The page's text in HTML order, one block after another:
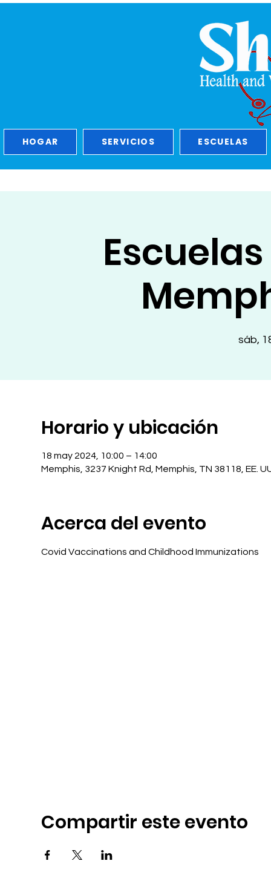
HOGAR SERVICIOS ESCUELAS
sáb,
Horario y ubicación
18 may 2024, 10:00 – 14:00
Memphis, 3237 Knight Rd, Memphis, TN 38118, EE.
Acerca del evento
Covid Vaccinations and Childhood Immunizations
Compartir este evento